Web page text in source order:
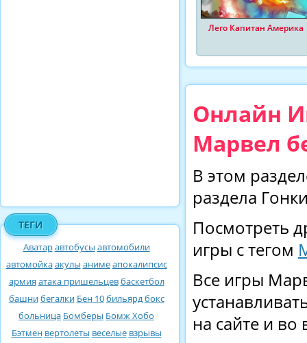
ТЕГИ
Аватаравтобусы автомобили
автомойкаакулы анимеапокалипсис
армия атака пришельцевбаскетбол
башнибегалки Бен 10бильярдбокс
больница Бомберы Бомж Хобо
Бэтмен вертолеты веселые взрывы
Лего Капитан Америка
Онлайн
Марвел
В этом
раздела
Посмотреть
игры с тегом
Все игры
на сайте и